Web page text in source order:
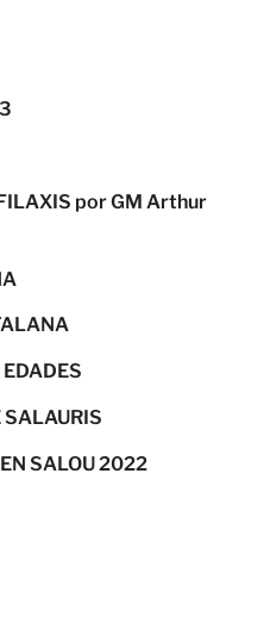
por GM Arthur
SALAURIS
SALOU 2022